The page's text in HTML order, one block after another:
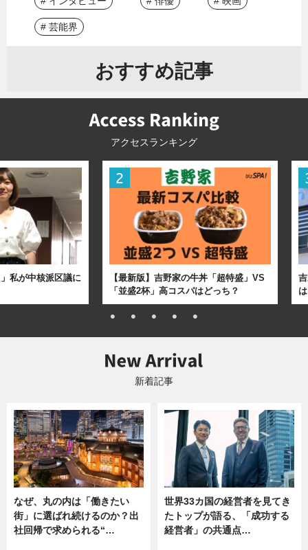
# 芸能界
おすすめ記事
アクセスランキング
私が中核派区議に
【最新版】吉野家の牛丼「超特盛」VS
「並盛2杯」高コスパはどっち？
新着記事
なぜ、丸の内は「働きたい
街」に選ばれ続けるのか？出
社回帰で求められる“…
世界33カ国の経営者を見てき
たトップが語る、「成功する
経営者」の共通点…